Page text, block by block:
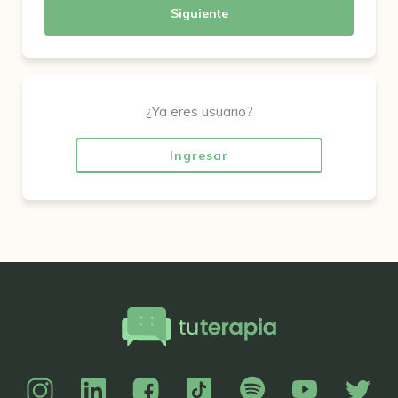
Siguiente
¿Ya eres usuario?
Ingresar